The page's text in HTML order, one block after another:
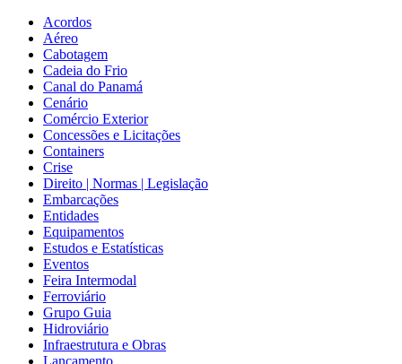
Acordos
Aéreo
Cabotagem
Cadeia do Frio
Canal do Panamá
Cenário
Comércio Exterior
Concessões e Licitações
Containers
Crise
Direito | Normas | Legislação
Embarcações
Entidades
Equipamentos
Estudos e Estatísticas
Eventos
Feira Intermodal
Ferroviário
Grupo Guia
Hidroviário
Infraestrutura e Obras
Lançamento